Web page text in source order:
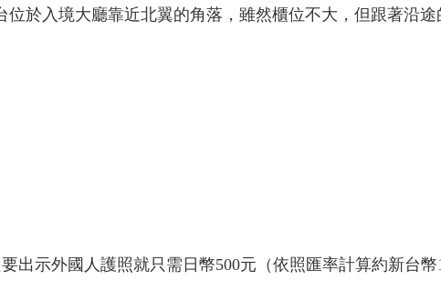
位於入境大廳靠近北翼的角落，雖然櫃位不大，但跟著沿
出示外國人護照就只需日幣500元（依照匯率計算約新台幣